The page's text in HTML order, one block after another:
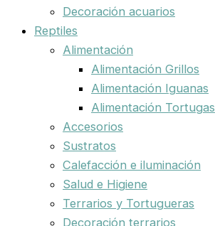
Decoración acuarios
Reptiles
Alimentación
Alimentación Grillos
Alimentación Iguanas
Alimentación Tortugas
Accesorios
Sustratos
Calefacción e iluminación
Salud e Higiene
Terrarios y Tortugueras
Decoración terrarios